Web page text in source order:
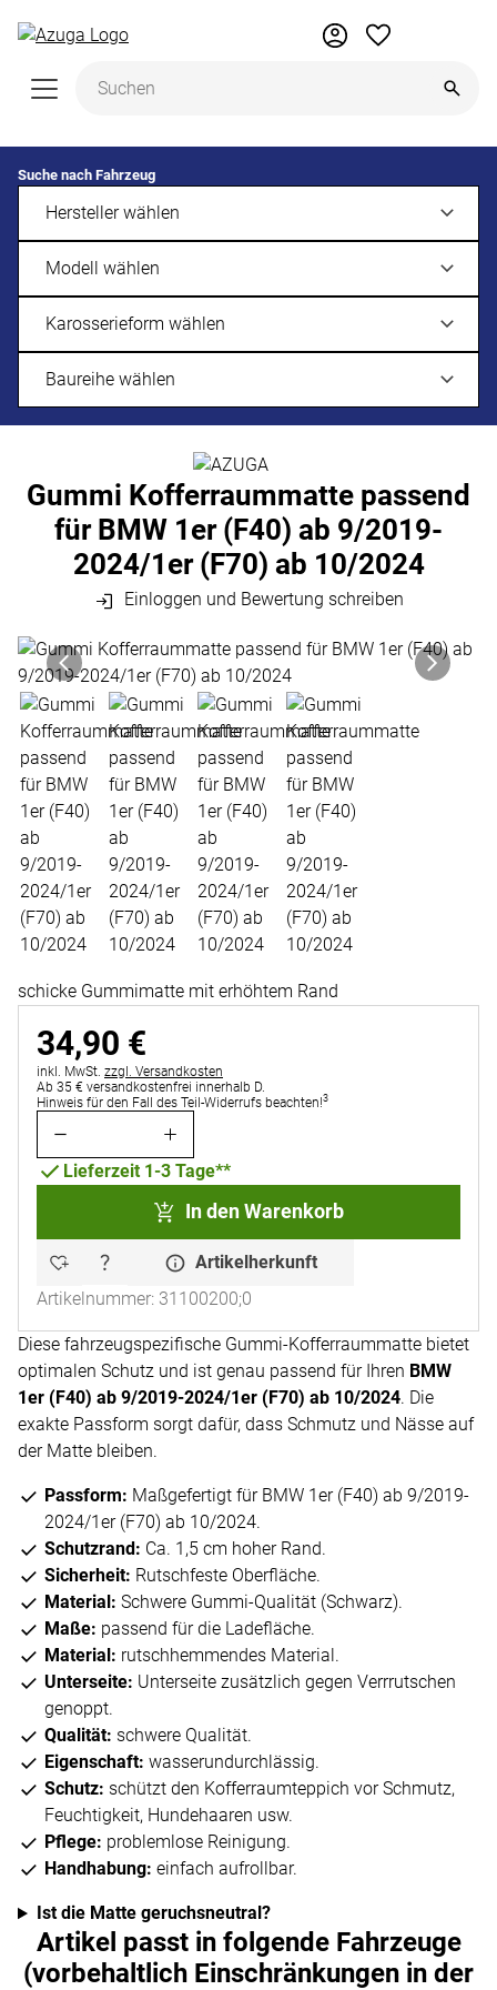
Suche nach Fahrzeug
Gummi Kofferraummatte passend
für BMW 1er (F40) ab 9/2019-
2024/1er (F70) ab 10/2024
Einloggen und Bewertung schreiben
Produktgalerie
Zur Kaufbox springen
schicke Gummimatte mit erhöhtem Rand
34,90 €
Steuerhinweis:
inkl. MwSt. zzgl. Versandkosten
Ab 35 € versandkostenfrei innerhalb D.
Hinweis für den Fall des Teil-Widerrufs beachten!3
Lieferzeit 1-3 Tage**
In den Warenkorb
Artikelherkunft
Artikelnummer: 31100200;0
Diese fahrzeugspezifische Gummi-Kofferraummatte bietet
optimalen Schutz und ist genau passend für Ihren BMW
1er (F40) ab 9/2019-2024/1er (F70) ab 10/2024. Die
exakte Passform sorgt dafür, dass Schmutz und Nässe auf
der Matte bleiben.
Passform: Maßgefertigt für BMW 1er (F40) ab 9/2019-
2024/1er (F70) ab 10/2024.
Schutzrand: Ca. 1,5 cm hoher Rand.
Sicherheit: Rutschfeste Oberfläche.
Material: Schwere Gummi-Qualität (Schwarz).
Maße: passend für die Ladefläche.
Material: rutschhemmendes Material.
Unterseite: Unterseite zusätzlich gegen Verrrutschen
genoppt.
Qualität: schwere Qualität.
Eigenschaft: wasserundurchlässig.
Schutz: schützt den Kofferraumteppich vor Schmutz,
Feuchtigkeit, Hundehaaren usw.
Pflege: problemlose Reinigung.
Handhabung: einfach aufrollbar.
Ist die Matte geruchsneutral?
Artikel passt in folgende Fahrzeuge
(vorbehaltlich Einschränkungen in der